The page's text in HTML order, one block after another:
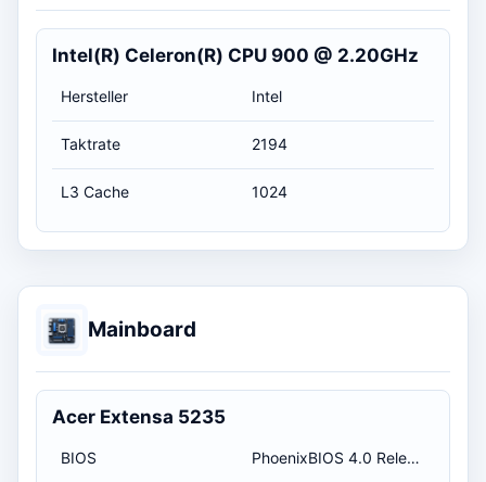
Intel(R) Celeron(R) CPU 900 @ 2.20GHz
Hersteller Intel
Taktrate 2194
L3 Cache 1024
Mainboard
Acer Extensa 5235
BIOS PhoenixBIOS 4.0 Release 6.1 / 20.11.2009 01:00:00